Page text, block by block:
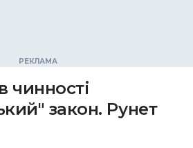
чинності
закон. Рунет